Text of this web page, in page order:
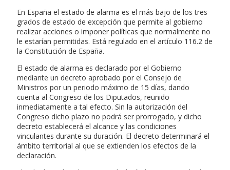
En España el estado de alarma es el más bajo de los tres
grados de estado de excepción que permite al gobierno
realizar acciones o imponer políticas que normalmente no
le estarían permitidas. Está regulado en el artículo 116.2 de
la Constitución de España.
El estado de alarma es declarado por el Gobierno
mediante un decreto aprobado por el Consejo de
Ministros por un periodo máximo de 15 días, dando
cuenta al Congreso de los Diputados, reunido
inmediatamente a tal efecto. Sin la autorización del
Congreso dicho plazo no podrá ser prorrogado, y dicho
decreto establecerá el alcance y las condiciones
vinculantes durante su duración. El decreto determinará el
ámbito territorial al que se extienden los efectos de la
declaración.